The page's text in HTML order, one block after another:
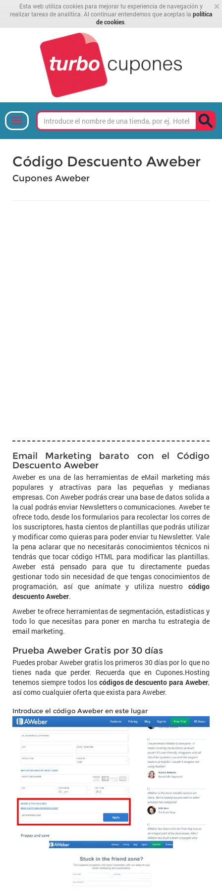
×
Esta web utiliza cookies para mejorar tu experiencia de navegación y
realizar tareas de analítica. Al continuar entendemos que aceptas la política
de cookies
Código Descuento Aweber
Cupones Aweber
Email Marketing barato con el Código
Descuento Aweber
Aweber es una de las herramientas de eMail marketing más
populares y atractivas para las pequeñas y medianas
empresas. Con Aweber podrás crear una base de datos solida a
la cual podrás enviar Newsletters o comunicaciones. Aweber te
ofrece todo, desde los formularios para recolectar los corres de
los suscriptores, hasta cientos de plantillas que podrás utilizar
y modificar como quieras para poder enviar tu Newsletter. Vale
la pena aclarar que no necesitarás conocimientos técnicos ni
tendrás que tocar código HTML para modificar las plantillas.
Aweber está pensado para que tu directamente puedas
gestionar todo sin necesidad de que tengas conocimientos de
programación, así que anímate y utiliza nuestro código
descuento Aweber.
Aweber te ofrece herramientas de segmentación, estadísticas y
todo lo que necesitas para poner en marcha tu estrategia de
email marketing.
Prueba Aweber Gratis por 30 días
Puedes probar Aweber gratis los primeros 30 días por lo que no
tienes nada que perder. Recuerda que en Cupones.Hosting
tenemos siempre todos los códigos de descuento para Aweber,
así como cualquier oferta que exista para Aweber.
Introduce el código Aweber en este lugar